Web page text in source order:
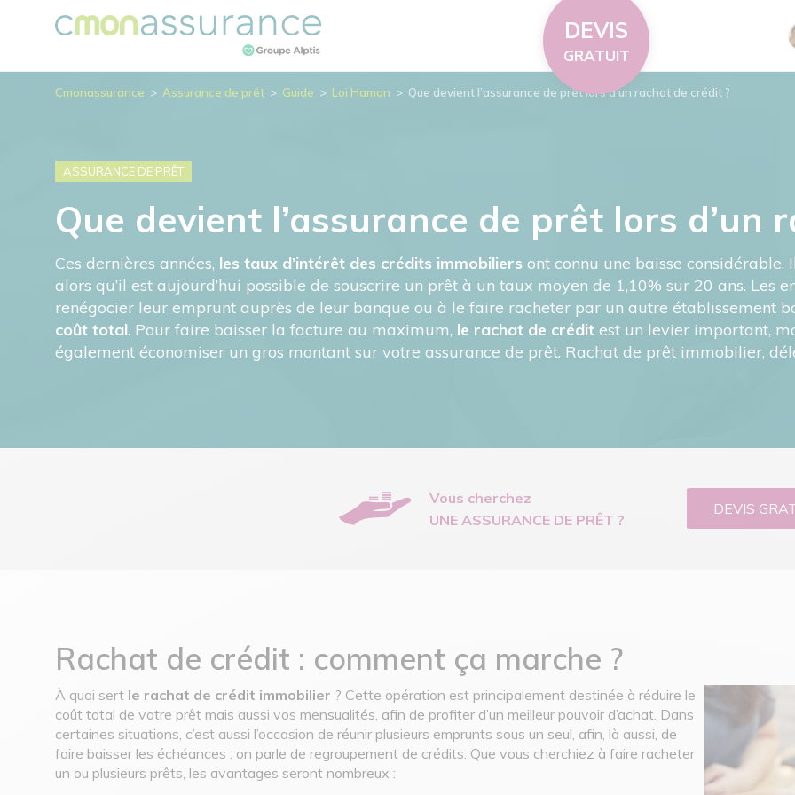
DEVIS
GRATUIT
Cmonassurance > Assurance de prêt > Guide > Loi Hamon > Que devient l’assurance de prêt lors d’un rachat de crédit ?
ASSURANCE DE PRÊT
Que devient l’assurance de prêt lors d’un
Ces dernières années, les taux d’intérêt des crédits immobiliers ont connu une baisse
alors qu’il est aujourd’hui possible de souscrire un prêt à un taux moyen de 1,10% sur 20 ans. Les
renégocier leur emprunt auprès de leur banque ou à le faire racheter par un autre établissement
coût total. Pour faire baisser la facture au maximum, le rachat de crédit est un levier important,
également économiser un gros montant sur votre assurance de prêt. Rachat de prêt immobilier,
Vous cherchez
UNE ASSURANCE DE PRÊT ?
DEVIS
Rachat de crédit : comment ça marche ?
À quoi sert le rachat de crédit immobilier ? Cette opération est principalement destinée à réduire le
coût total de votre prêt mais aussi vos mensualités, afin de profiter d’un meilleur pouvoir d’achat. Dans
certaines situations, c’est aussi l’occasion de réunir plusieurs emprunts sous un seul, afin, là aussi, de
faire baisser les échéances : on parle de regroupement de crédits. Que vous cherchiez à faire racheter
un ou plusieurs prêts, les avantages seront nombreux :